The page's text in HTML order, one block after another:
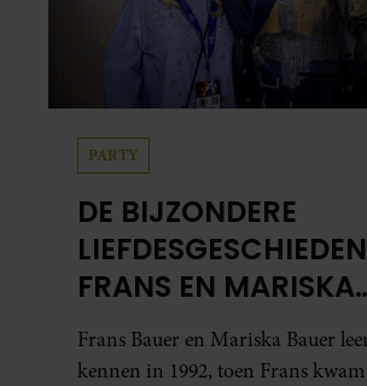
PARTY
DE BIJZONDERE
FRANS EN MARISKA
BAUER: OOK IN BED
ELKAARS EERSTE
Frans Bauer en Mariska Bauer
kennen in 1992, toen Frans